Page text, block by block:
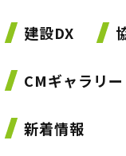
建設DX
CMギャラリー
新着情報